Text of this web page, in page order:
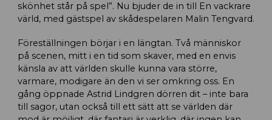
skönhet står på spel”. Nu bjuder de in till En vackrare
värld, med gästspel av skådespelaren Malin Tengvard.
Föreställningen börjar i en längtan. Två människor
på scenen, mitt i en tid som skaver, med en envis
känsla av att världen skulle kunna vara större,
varmare, modigare än den vi ser omkring oss. En
gång öppnade Astrid Lindgren dörren dit – inte bara
till sagor, utan också till ett sätt att se världen där